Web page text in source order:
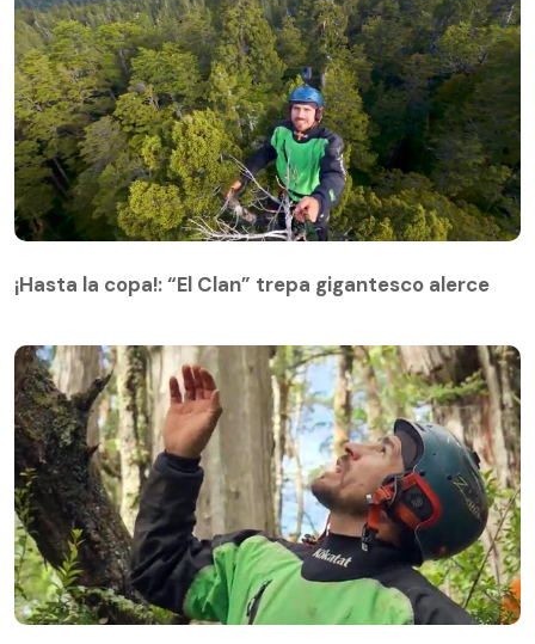
¡Hasta la copa!: “El Clan” trepa gigantesco alerce